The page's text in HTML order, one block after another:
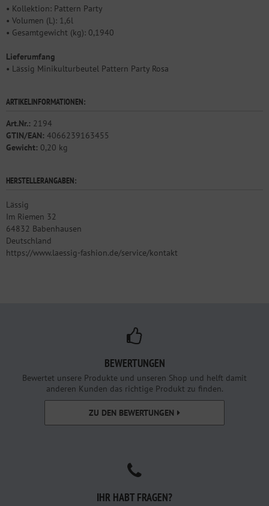
• Kollektion: Pattern Party
• Volumen (L): 1,6l
• Gesamtgewicht (kg): 0,1940
Lieferumfang
• Lässig Minikulturbeutel Pattern Party Rosa
ARTIKELINFORMATIONEN:
Art.Nr.: 2194
GTIN/EAN: 4066239163455
Gewicht: 0,20 kg
HERSTELLERANGABEN:
Lässig
Im Riemen 32
64832 Babenhausen
Deutschland
https://www.laessig-fashion.de/service/kontakt
BEWERTUNGEN
Bewertet unsere Produkte und unseren Shop und helft damit
anderen Kunden das richtige Produkt zu finden.
ZU DEN BEWERTUNGEN
IHR HABT FRAGEN?